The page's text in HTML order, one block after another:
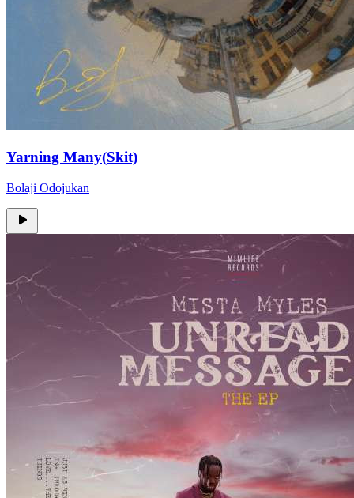
Yarning Many(Skit)
Bolaji Odojukan